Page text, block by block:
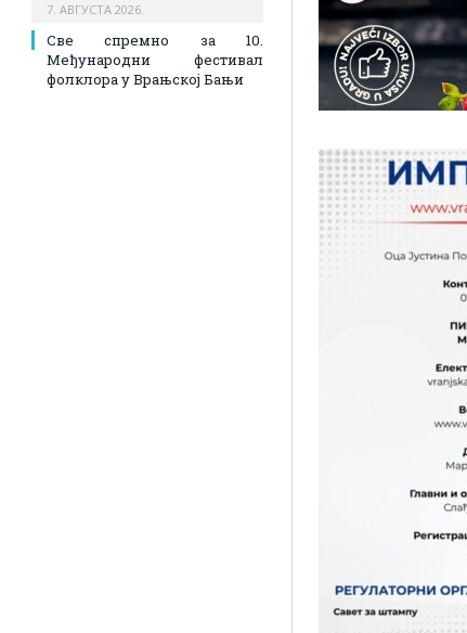
7. АВГУСТА 2026.
Све спремно за 10.
Међународни фестивал
фолклора у Врањској Бањи